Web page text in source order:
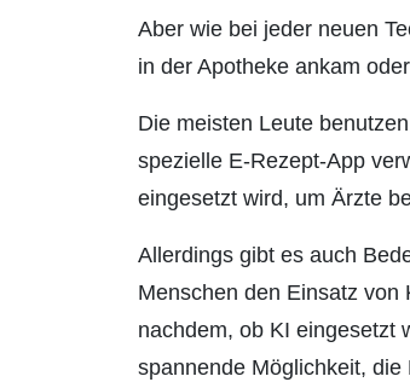
Aber wie bei jeder neuen
in der Apotheke ankam
Die meisten Leute
spezielle E-Rezept-App
eingesetzt wird, um Ärzte
Allerdings gibt es auch
Menschen den Einsatz von
nachdem, ob KI eingesetzt
spannende Möglichkeit,